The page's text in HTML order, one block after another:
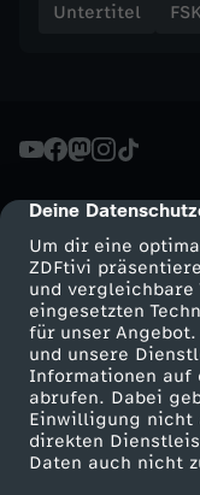
cmp-dialog-
Deine
Um dir eine
ZDFtivi
und vergleichbare
eingesetzten
für unser
und unsere
Informationen auf
abrufen. Dabei
Einwilligung nicht
direkten
Daten auch nicht
Untertitel
Mehr ZDF
ZDF-Apps
Smart TV
ZDFtext